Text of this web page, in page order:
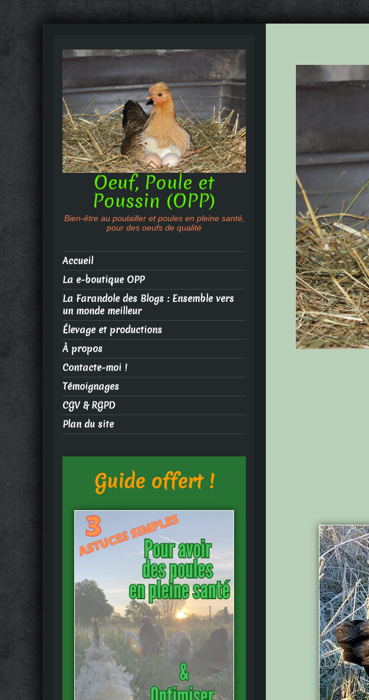
Oeuf, Poule et
Poussin (OPP)
Bien-être au poulailler et poules en pleine santé,
pour des oeufs de qualité
Accueil
La e-boutique OPP
La Farandole des Blogs : Ensemble vers
un monde meilleur
Élevage et productions
À propos
Contacte-moi !
Témoignages
CGV & RGPD
Plan du site
Guide offert !